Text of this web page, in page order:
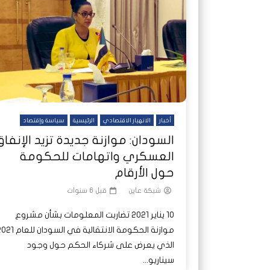
شاهد لاحقاً
عملتان وتطبيق مصرفي واحد.. كيف
تشظى النظام المصرفي في حرب
السودان؟
شاهد لاحقاً
عملتان وتطبيق مصرفي واحد.. كيف
تشظى النظام المصرفي في حرب
السودان؟
أخبار الانهيار الاقتصادي الرئيسية سياسة وإقتصاد
السودان: موازنة جديدة تزيد
العسكري واتهامات للحكومة
حول الأرقام
شبكة عاين قبل 6 سنوات
10 يناير 2021 تضاربت المعلومات بشأن مشروع
موازنة الحكومة الانتقالية في
الذي يعرض على شركاء الحكم حول وجود
سيناريو...